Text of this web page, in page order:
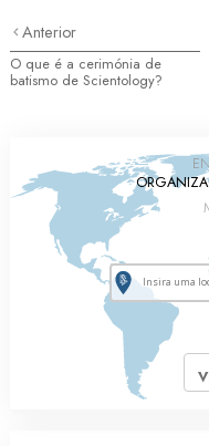
Anterior
O que é a cerimónia de
batismo de Scientology?